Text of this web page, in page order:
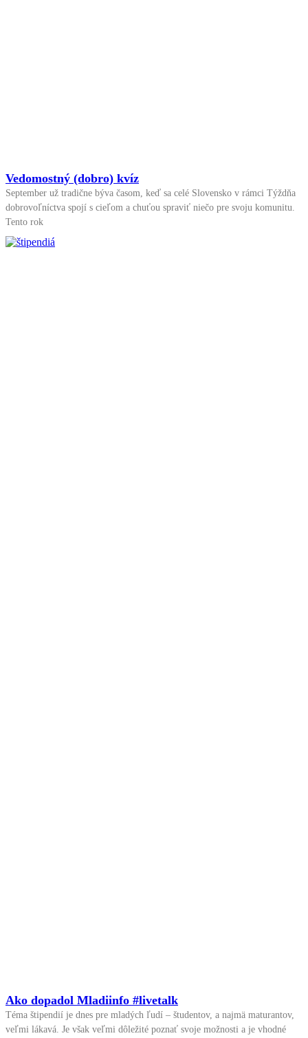
Vedomostný (dobro) kvíz
September už tradične býva časom, keď sa celé Slovensko v rámci Týždňa
dobrovoľníctva spojí s cieľom a chuťou spraviť niečo pre svoju komunitu.
Tento rok
Ako dopadol Mladiinfo #livetalk
Téma štipendií je dnes pre mladých ľudí – študentov, a najmä maturantov,
veľmi lákavá. Je však veľmi dôležité poznať svoje možnosti a je vhodné